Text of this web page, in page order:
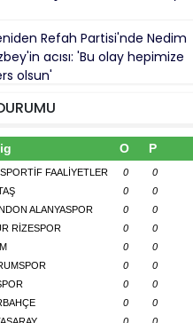
Refah Partisi'nde Nedim
acısı: 'Bu olay hepimize
olsun'
O P
FAALİYETLER 0
0
0
0
ALANYASPOR 0
0
RİZESPOR 0
0
0
0
0
0
0
0
0
0